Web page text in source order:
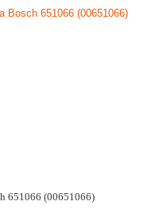
651066 (00651066)